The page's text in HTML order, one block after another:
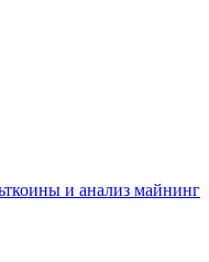
и анализ майнинг